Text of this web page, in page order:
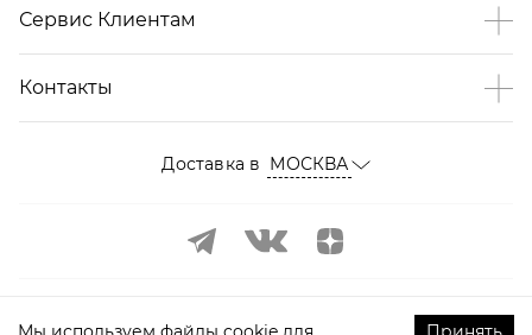
Сервис Клиентам
Контакты
Доставка в МОСКВА